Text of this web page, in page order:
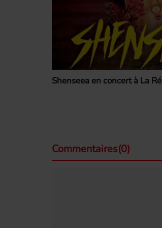
Shenseea en concert à La
Commentaires(0)